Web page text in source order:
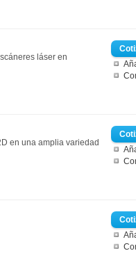
láser en
en una amplia variedad